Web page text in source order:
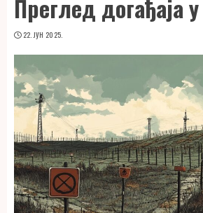
Преглед догађаја у
22. ЈУН 2025.